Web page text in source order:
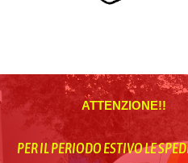
ATTENZIONE!!
PER IL PERIODO ESTIVO LE